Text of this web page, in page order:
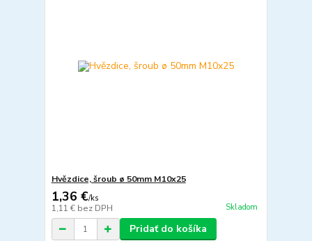
Hvězdice, šroub ø 50mm M10x25
1,36 €/ks
1,11 € bez DPH Skladom
Pridať do košíka